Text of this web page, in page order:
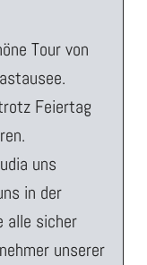
Tour von
Feiertag
uns
in der
alle sicher
unserer